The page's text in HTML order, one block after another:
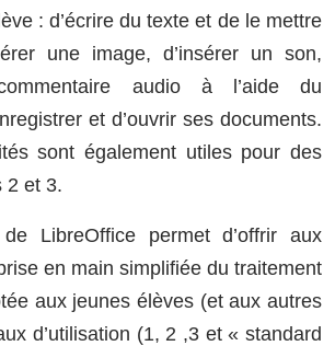
: d’écrire du texte et de le mettre
une image, d’insérer un son,
audio à l’aide du
et d’ouvrir ses documents.
sont également utiles pour des
2 et 3.
LibreOffice permet d’offrir aux
en main simplifiée du traitement
aux jeunes élèves (et aux autres
d’utilisation (1, 2 ,3 et « standard